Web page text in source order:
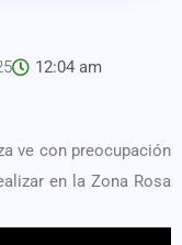
12:04 am
ve con preocupación
en la Zona Rosa